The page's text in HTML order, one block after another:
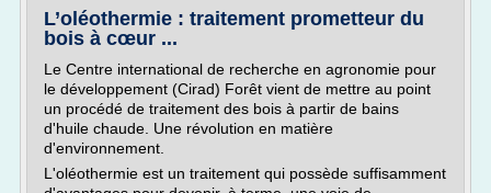
L’oléothermie : traitement prometteur du
bois à cœur ...
Le Centre international de recherche en agronomie pour
le développement (Cirad) Forêt vient de mettre au point
un procédé de traitement des bois à partir de bains
d'huile chaude. Une révolution en matière
d'environnement.
L'oléothermie est un traitement qui possède suffisamment